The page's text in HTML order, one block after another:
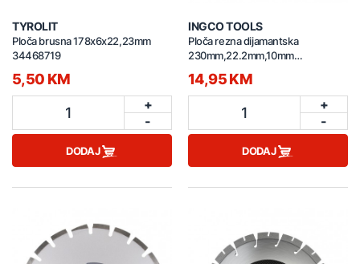
TYROLIT
Ploča brusna 178x6x22,23mm
34468719
5,50 KM
1
+
-
DODAJ
INGCO TOOLS
Ploča rezna dijamantska
230mm,22.2mm,10mm
14,95 KM
1
+
-
DODAJ